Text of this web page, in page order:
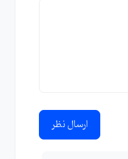
ارسال نظر